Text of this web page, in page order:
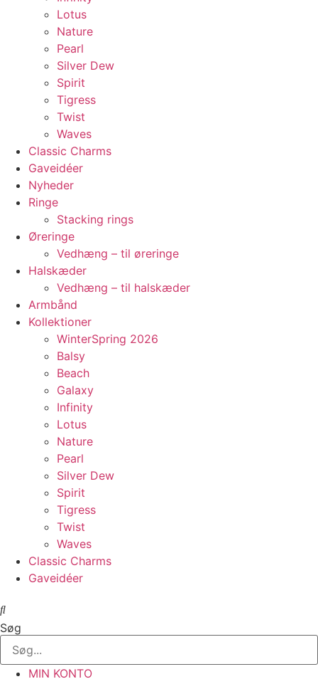
Lotus
Nature
Pearl
Silver Dew
Spirit
Tigress
Twist
Waves
Classic Charms
Gaveidéer
Nyheder
Ringe
Stacking rings
Øreringe
Vedhæng – til øreringe
Halskæder
Vedhæng – til halskæder
Armbånd
Kollektioner
WinterSpring 2026
Balsy
Beach
Galaxy
Infinity
Lotus
Nature
Pearl
Silver Dew
Spirit
Tigress
Twist
Waves
Classic Charms
Gaveidéer
Søg
MIN KONTO